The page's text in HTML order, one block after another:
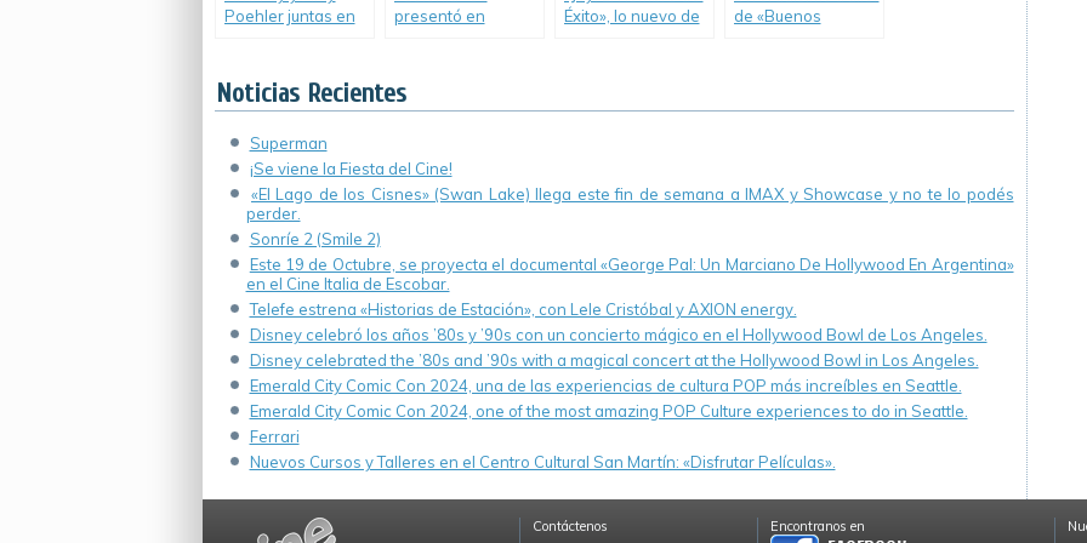
Poehler juntas en
presentó en
Éxito», lo nuevo de
de «Buenos
Noticias Recientes
Superman
¡Se viene la Fiesta del Cine!
«El Lago de los Cisnes» (Swan Lake) llega este fin de semana a IMAX y Showcase y no te lo podés
perder.
Sonríe 2 (Smile 2)
Este 19 de Octubre, se proyecta el documental «George Pal: Un Marciano De Hollywood En Argentina»
en el Cine Italia de Escobar.
Telefe estrena «Historias de Estación», con Lele Cristóbal y AXION energy.
Disney celebró los años ’80s y ’90s con un concierto mágico en el Hollywood Bowl de Los Angeles.
Disney celebrated the ’80s and ’90s with a magical concert at the Hollywood Bowl in Los Angeles.
Emerald City Comic Con 2024, una de las experiencias de cultura POP más increíbles en Seattle.
Emerald City Comic Con 2024, one of the most amazing POP Culture experiences to do in Seattle.
Ferrari
Nuevos Cursos y Talleres en el Centro Cultural San Martín: «Disfrutar Películas».
Contáctenos Encontranos en